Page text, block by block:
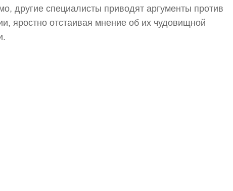
другие специалисты приводят аргументы против
яростно отстаивая мнение об их чудовищной